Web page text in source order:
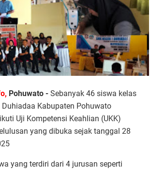
Pohuwato - Sebanyak 46 siswa kelas
Duhiadaa Kabupaten Pohuwato
Uji Kompetensi Keahlian (UKK)
yang dibuka sejak tanggal 28
yang terdiri dari 4 jurusan seperti